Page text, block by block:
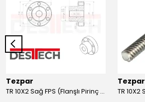
Tezpar
TR 10X2 Sağ FPS (Flanşlı Pirinç Somun)
Tezpar